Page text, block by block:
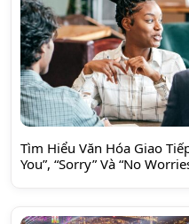
Tìm Hiểu Văn Hóa Giao
You”, “Sorry” Và “No